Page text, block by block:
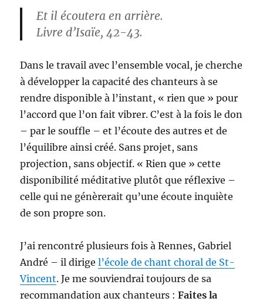
Et il écoutera en arrière.
Livre d’Isaïe, 42-43.
Dans le travail avec l’ensemble vocal, je cherche
à développer la capacité des chanteurs à se
rendre disponible à l’instant, « rien que » pour
l’accord que l’on fait vibrer. C’est à la fois le don
– par le souffle – et l’écoute des autres et de
l’équilibre ainsi créé. Sans projet, sans
projection, sans objectif. « Rien que » cette
disponibilité méditative plutôt que réflexive –
celle qui ne génèrerait qu’une écoute inquiète
de son propre son.
J’ai rencontré plusieurs fois à Rennes, Gabriel
André – il dirigel’école de chant choral de St-
Vincent. Je me souviendrai toujours de sa
recommandation aux chanteurs :Faites la